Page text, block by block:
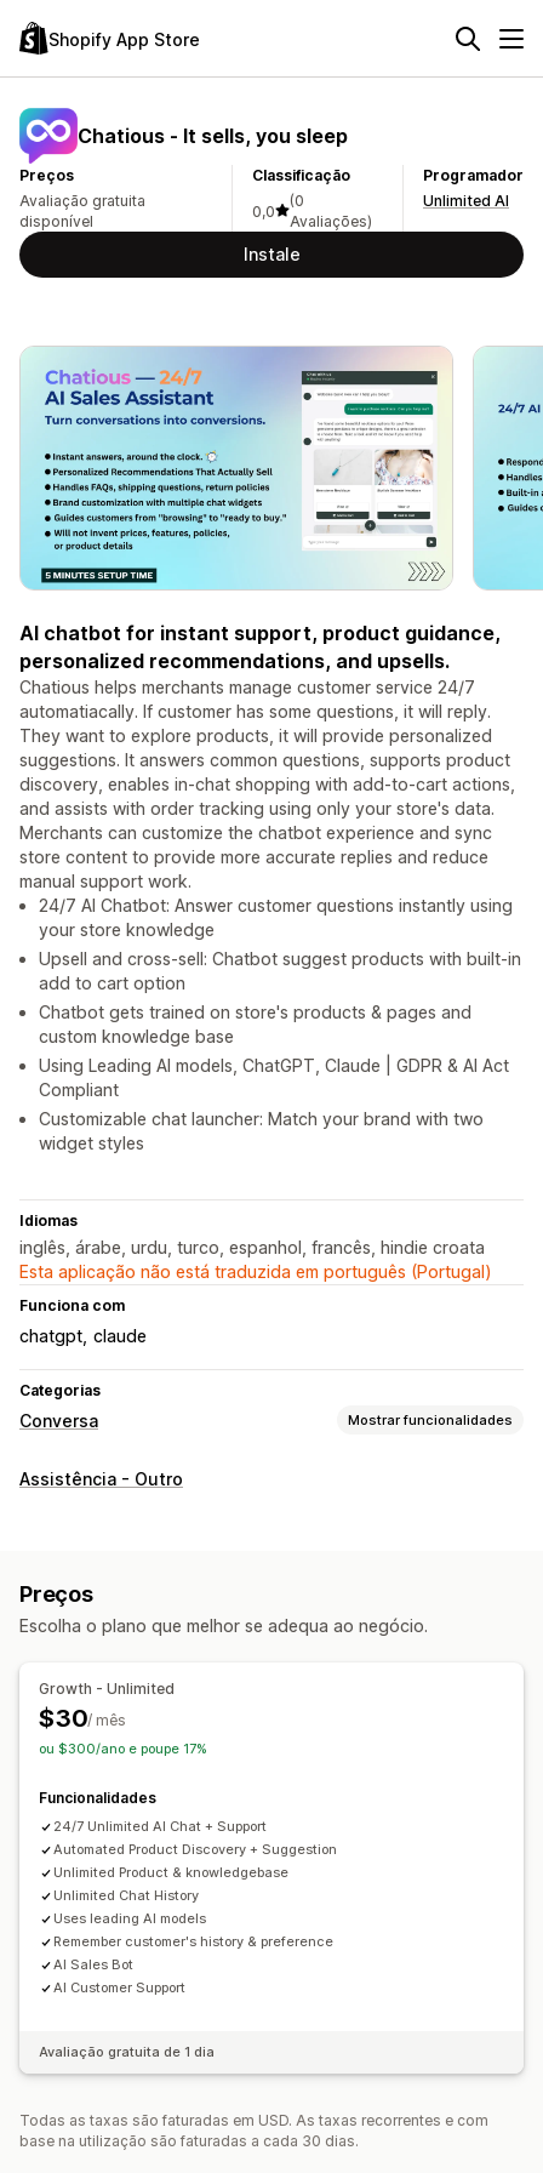
Shopify App Store
Chatious ‑ It sells, you sleep
Preços
Avaliação gratuita
disponível
Classificação
0,0
(0
Avaliações)
Programador
Unlimited AI
Instale
AI chatbot for instant support, product guidance,
personalized recommendations, and upsells.
Chatious helps merchants manage customer service 24/7
automatiacally. If customer has some questions, it will reply.
They want to explore products, it will provide personalized
suggestions. It answers common questions, supports product
discovery, enables in-chat shopping with add-to-cart actions,
and assists with order tracking using only your store's data.
Merchants can customize the chatbot experience and sync
store content to provide more accurate replies and reduce
manual support work.
24/7 AI Chatbot: Answer customer questions instantly using
your store knowledge
Upsell and cross-sell: Chatbot suggest products with built-in
add to cart option
Chatbot gets trained on store's products & pages and
custom knowledge base
Using Leading AI models, ChatGPT, Claude | GDPR & AI Act
Compliant
Customizable chat launcher: Match your brand with two
widget styles
Idiomas
inglês, árabe, urdu, turco, espanhol, francês, hindie croata
Esta aplicação não está traduzida em português (Portugal)
Funciona com
chatgpt claude
Categorias
Conversa Mostrar funcionalidades
Mensagens em tempo real
Respostas automatizadas
Descontos
Saudações
Recomendações de produtos
Personalização
Cor e tipo de letra
Mensagens de boas-vindas
Avatar de agente
Assistência - Outro
Preços
Escolha o plano que melhor se adequa ao negócio.
Growth - Unlimited
$30/ mês
ou $300/ano e poupe 17%
Funcionalidades
24/7 Unlimited AI Chat + Support
Automated Product Discovery + Suggestion
Unlimited Product & knowledgebase
Unlimited Chat History
Uses leading AI models
Remember customer's history & preference
AI Sales Bot
AI Customer Support
Avaliação gratuita de 1 dia
Todas as taxas são faturadas em USD. As taxas recorrentes e com
base na utilização são faturadas a cada 30 dias.